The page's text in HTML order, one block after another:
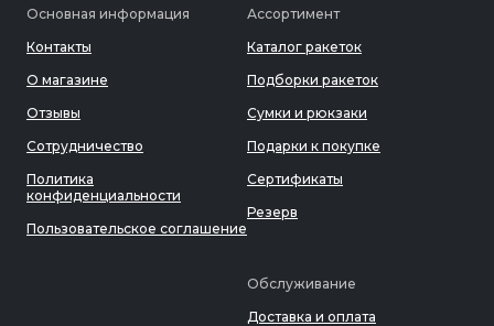
Основная информация
Контакты
О магазине
Отзывы
Сотрудничество
Политика
конфиденциальности
Пользовательское соглашение
Ассортимент
Каталог ракеток
Подборки ракеток
Сумки и рюкзаки
Подарки к покупке
Сертификаты
Резерв
Обслуживание
Доставка и оплата